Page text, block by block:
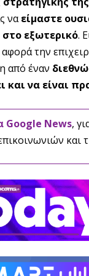
ναείμαστε
στο εξωτερικό.
την
από έναν
και να είναι
Google News,
και